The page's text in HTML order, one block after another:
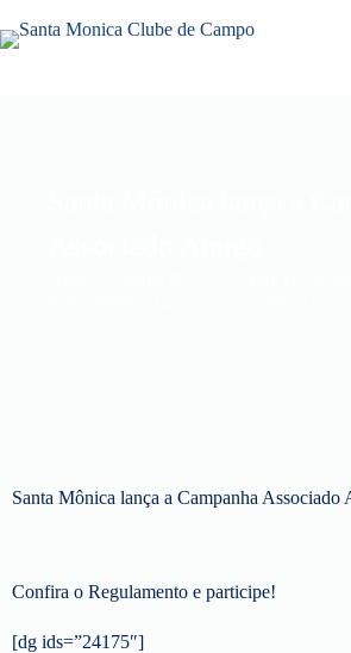
Santa Mônica lança a Campanha Associado
Confira o Regulamento e participe!
[dg ids=”24175″]